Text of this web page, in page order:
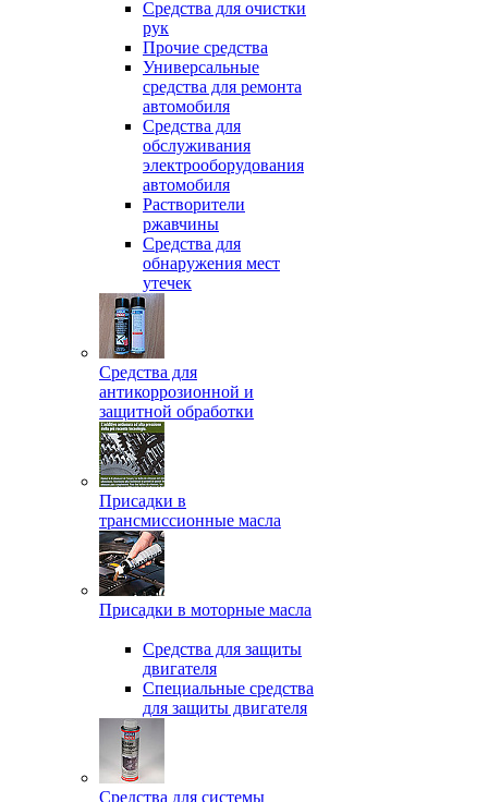
Средства для очистки
рук
Прочие средства
Универсальные
средства для ремонта
автомобиля
Средства для
обслуживания
электрооборудования
автомобиля
Растворители
ржавчины
Средства для
обнаружения мест
утечек
Средства для
антикоррозионной и
защитной обработки
Присадки в
трансмиссионные масла
Присадки в моторные масла
Средства для защиты
двигателя
Специальныe средства
для защиты двигателя
Средства для системы